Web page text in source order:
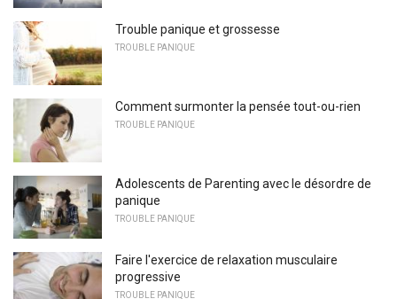
Trouble panique et grossesse
TROUBLE PANIQUE
Comment surmonter la pensée tout-ou-rien
TROUBLE PANIQUE
Adolescents de Parenting avec le désordre de
panique
TROUBLE PANIQUE
Faire l'exercice de relaxation musculaire
progressive
TROUBLE PANIQUE